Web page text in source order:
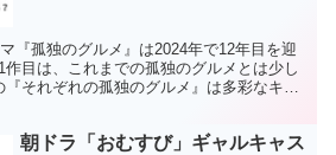
『孤独のグルメ』は2024年で12年目を迎
目は、これまでの孤独のグルメとは少し
それぞれの孤独のグルメ』は多彩なキャ
朝ドラ「おむすび」ギャルキャス